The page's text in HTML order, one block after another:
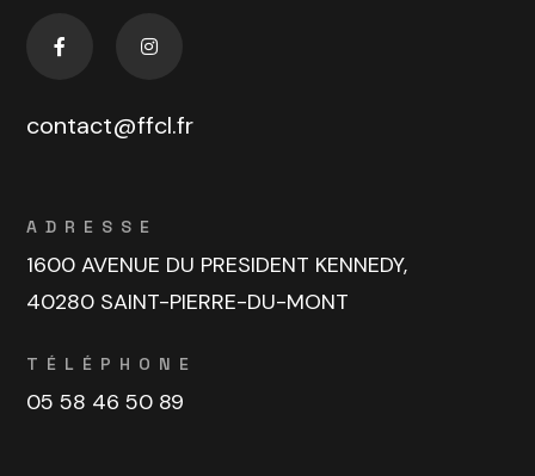
contact@ffcl.fr
ADRESSE
1600 AVENUE DU PRESIDENT KENNEDY,
40280 SAINT-PIERRE-DU-MONT
TÉLÉPHONE
05 58 46 50 89